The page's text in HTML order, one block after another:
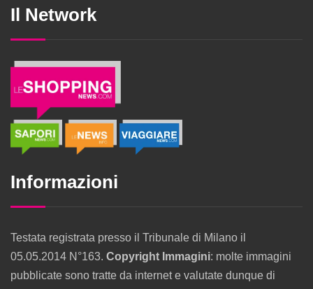
Il Network
Informazioni
Testata registrata presso il Tribunale di Milano il
05.05.2014 N°163. Copyright Immagini: molte immagini
pubblicate sono tratte da internet e valutate dunque di